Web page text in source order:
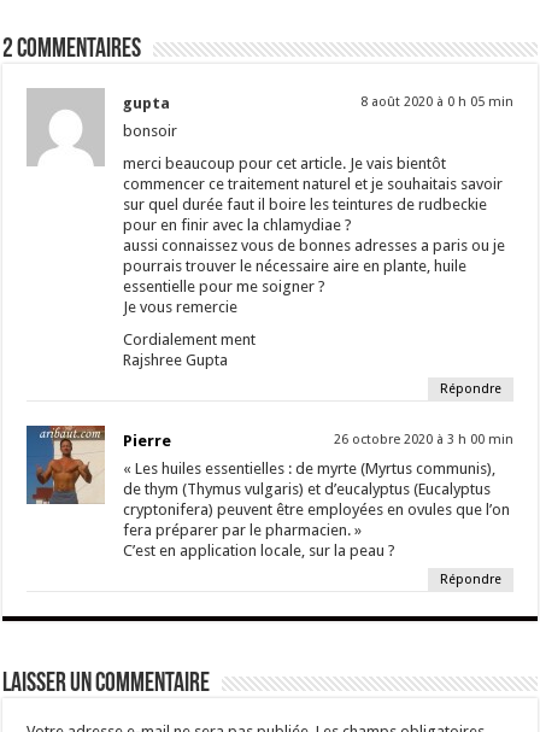
2 commentaires
gupta 8 août 2020 à 0 h 05 min
bonsoir
merci beaucoup pour cet article. Je vais bientôt
commencer ce traitement naturel et je souhaitais savoir
sur quel durée faut il boire les teintures de rudbeckie
pour en finir avec la chlamydiae ?
aussi connaissez vous de bonnes adresses a paris ou je
pourrais trouver le nécessaire aire en plante, huile
essentielle pour me soigner ?
Je vous remercie
Cordialement ment
Rajshree Gupta
Répondre
Pierre 26 octobre 2020 à 3 h 00 min
« Les huiles essentielles : de myrte (Myrtus communis),
de thym (Thymus vulgaris) et d’eucalyptus (Eucalyptus
cryptonifera) peuvent être employées en ovules que l’on
fera préparer par le pharmacien. »
C’est en application locale, sur la peau ?
Répondre
Laisser un commentaire